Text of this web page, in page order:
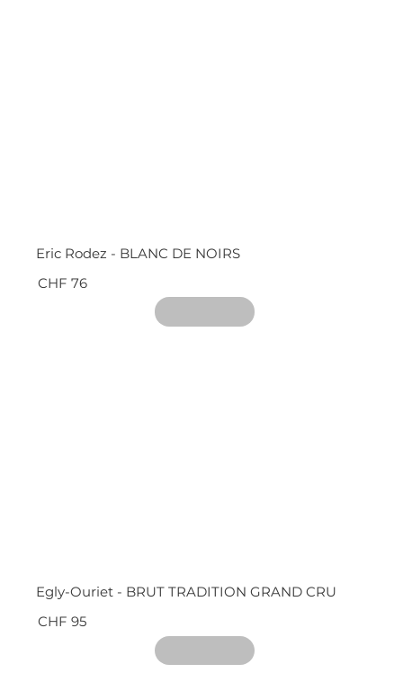
Eric Rodez - BLANC DE NOIRS
CHF 76
Egly-Ouriet - BRUT TRADITION GRAND CRU
CHF 95